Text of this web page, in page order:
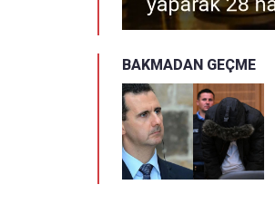
BAKMADAN GEÇME